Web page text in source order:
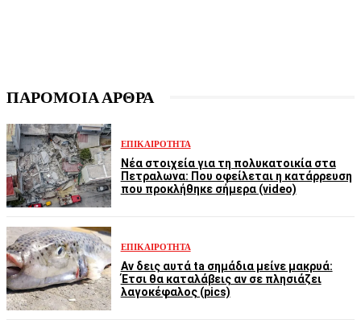
ΠΑΡΟΜΟΙΑ ΑΡΘΡΑ
ΕΠΙΚΑΙΡΌΤΗΤΑ
Νέα στοιχεία για τη πολυκατοικία στα
Πετραλωνα: Που οφείλεται η κατάρρευση
που προκλήθηκε σήμερα (video)
ΕΠΙΚΑΙΡΌΤΗΤΑ
Αν δεις αυτά ta σημάδια μείνε μακρυά:
Έτσι θα καταλάβεις αν σε πλησιάζει
λαγοκέφαλος (pics)